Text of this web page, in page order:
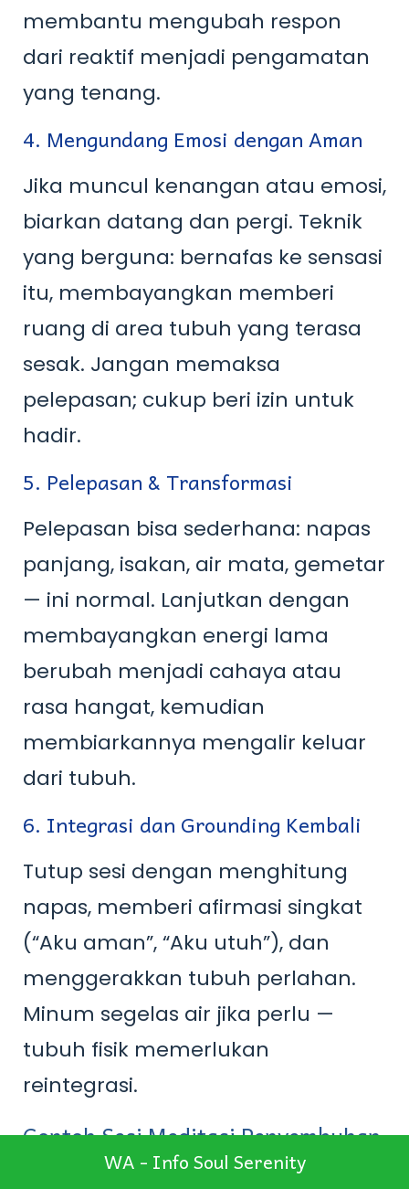
membantu mengubah respon
dari reaktif menjadi pengamatan
yang tenang.
4. Mengundang Emosi dengan Aman
Jika muncul kenangan atau emosi,
biarkan datang dan pergi. Teknik
yang berguna: bernafas ke sensasi
itu, membayangkan memberi
ruang di area tubuh yang terasa
sesak. Jangan memaksa
pelepasan; cukup beri izin untuk
hadir.
5. Pelepasan & Transformasi
Pelepasan bisa sederhana: napas
panjang, isakan, air mata, gemetar
— ini normal. Lanjutkan dengan
membayangkan energi lama
berubah menjadi cahaya atau
rasa hangat, kemudian
membiarkannya mengalir keluar
dari tubuh.
6. Integrasi dan Grounding Kembali
Tutup sesi dengan menghitung
napas, memberi afirmasi singkat
(“Aku aman”, “Aku utuh”), dan
menggerakkan tubuh perlahan.
Minum segelas air jika perlu —
tubuh fisik memerlukan
reintegrasi.
Contoh Sesi Meditasi Penyembuhan
Singkat (12–20 menit)
WA - Info Soul Serenity